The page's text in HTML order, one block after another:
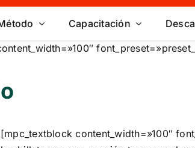
Capacitación
content_width=»100″